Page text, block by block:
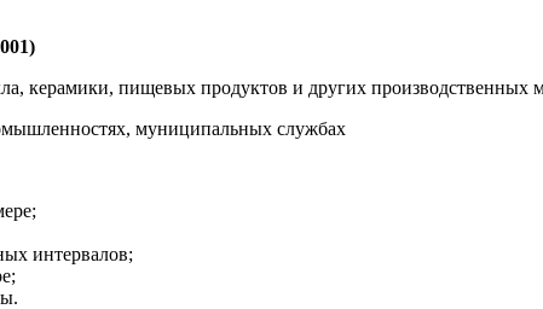
керамики, пищевых продуктов и других производственных
муниципальных службах
интервалов;